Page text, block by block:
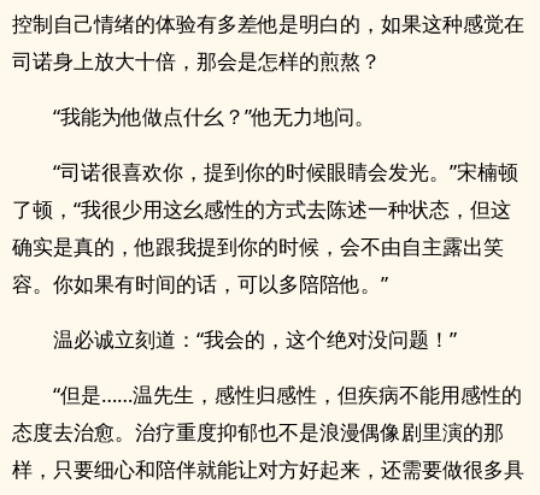
控制自己情绪的体验有多差他是明白的，如果这种感觉在
司诺身上放大十倍，那会是怎样的煎熬？
“我能为他做点什幺？”他无力地问。
“司诺很喜欢你，提到你的时候眼睛会发光。”宋楠顿
了顿，“我很少用这幺感性的方式去陈述一种状态，但这
确实是真的，他跟我提到你的时候，会不由自主露出笑
容。你如果有时间的话，可以多陪陪他。”
温必诚立刻道：“我会的，这个绝对没问题！”
“但是……温先生，感性归感性，但疾病不能用感性的
态度去治愈。治疗重度抑郁也不是浪漫偶像剧里演的那
样，只要细心和陪伴就能让对方好起来，还需要做很多具